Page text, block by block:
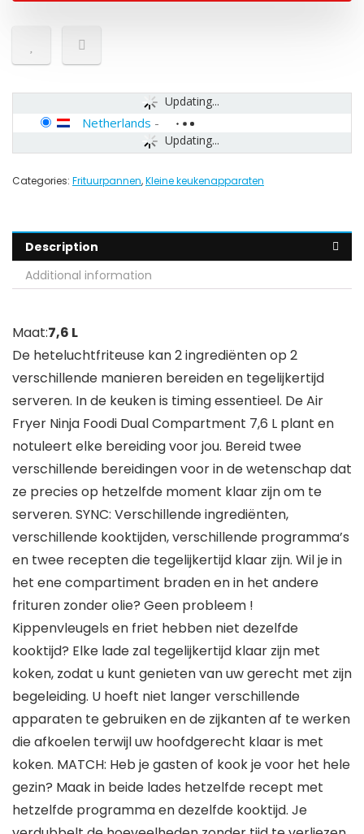
Updating...
Updating...
Netherlands -
Categories: Frituurpannen,Kleine keukenapparaten
Description
Additional information
Maat:7,6 L
De heteluchtfriteuse kan 2 ingrediënten op 2
verschillende manieren bereiden en tegelijkertijd
serveren. In de keuken is timing essentieel. De Air
Fryer Ninja Foodi Dual Compartment 7,6 L plant en
notuleert elke bereiding voor jou. Bereid twee
verschillende bereidingen voor in de wetenschap dat
ze precies op hetzelfde moment klaar zijn om te
serveren. SYNC: Verschillende ingrediënten,
verschillende kooktijden, verschillende programma’s
en twee recepten die tegelijkertijd klaar zijn. Wil je in
het ene compartiment braden en in het andere
frituren zonder olie? Geen probleem !
Kippenvleugels en friet hebben niet dezelfde
kooktijd? Elke lade zal tegelijkertijd klaar zijn met
koken, zodat u kunt genieten van uw gerecht met zijn
begeleiding. U hoeft niet langer verschillende
apparaten te gebruiken en de zijkanten af ​​te werken
die afkoelen terwijl uw hoofdgerecht klaar is met
koken. MATCH: Heb je gasten of kook je voor het hele
gezin? Maak in beide lades hetzelfde recept met
hetzelfde programma en dezelfde kooktijd. Je